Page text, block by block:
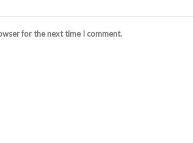
for the next time I comment.